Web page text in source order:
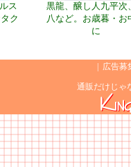
ス
ク
黒龍、醸し人九平次
八など。お歳暮・お
に
広告募
通販だけじゃ